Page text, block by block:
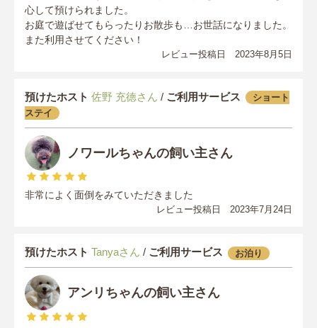
心して預けられました。
お庭で遊ばせてもらったりお散歩も…お世話になりました。
また利用させてください！
レビュー投稿日 2023年8月5日
預けたホスト 佐野 充徳さん / ご利用サービス
ショート
ステイ
ノワールちゃんの飼い主さん
非常によく面倒をみていただきました
レビュー投稿日 2023年7月24日
預けたホスト Tanyaさん / ご利用サービス お泊り
アンリちゃんの飼い主さん